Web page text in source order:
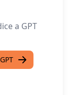
a GPT